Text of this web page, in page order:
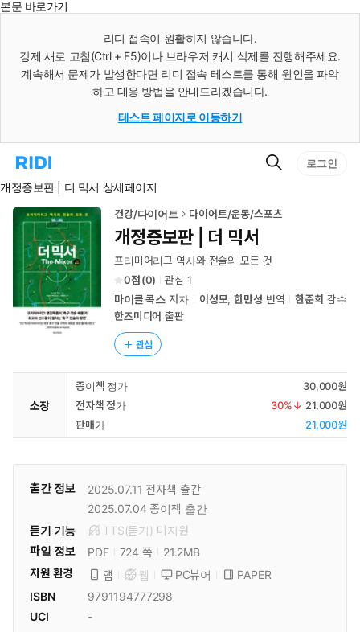
본문 바로가기
리디 접속이 원활하지 않습니다.
강제 새로 고침(Ctrl + F5)이나 브라우저 캐시 삭제를 진행해주세요.
계속해서 문제가 발생한다면 리디 접속 테스트를 통해 원인을 파악
하고 대응 방법을 안내드리겠습니다.
테스트 페이지로 이동하기
리
홈
로
이
검
로그인
개정증보판 | 더 믹서 상세페이지
건강/다이어트 다이어트/운동/스포츠
개정증보판 | 더 믹서
프리미어리그 역사와 전술의 모든 것
0
(0) 관심 1
마이클 콕스 저자 이성모,한만성 번역 한준희 감수
한즈미디어 출판
관심
소장
종이책 정가
30,000원
전자책 정가
30%↓ 21,000원
판매가
21,000원
출간 정보 2025.07.11 전자책 출간
2025.07.04 종이책 출간
듣기 기능
TTS(듣기) 미 지원
파일 정보
PDF 724 쪽
21.2MB
지원 환경
앱 웹 PC뷰어
PAPER
ISBN
9791194777298
UCI
-